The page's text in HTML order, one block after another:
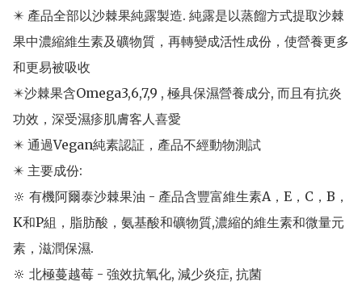
✴️ 產品全部以沙棘果純露製造. 純露是以蒸餾方式提取沙棘
果中濃縮維生素及礦物質，再轉變成活性成份，使營養更多
和更易被吸收
✴️沙棘果含Omega3,6,7,9 , 極具保濕營養成分, 而且有抗炎
功效，深受濕疹肌膚客人喜愛
✴️ 通過Vegan純素認証，產品不經動物測試
✴️ 主要成份:
🔆 有機阿爾泰沙棘果油 - 產品含豐富維生素A，E，C，B，
K和P組，脂肪酸，氨基酸和礦物質,濃縮的維生素和微量元
素，滋潤保濕.
🔆 北極蔓越莓 - 強效抗氧化, 減少炎症, 抗菌